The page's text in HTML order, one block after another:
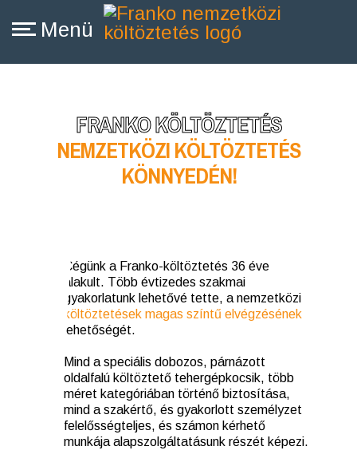
FRANKO KÖLTÖZTETÉS
NEMZETKÖZI KÖLTÖZTETÉS
KÖNNYEDÉN!
Cégünk a Franko-költöztetés 36 éve
alakult. Több évtizedes szakmai
gyakorlatunk lehetővé tette, a nemzetközi
költöztetések magas színtű elvégzésének
lehetőségét.
Mind a speciális dobozos, párnázott
oldalfalú költöztető tehergépkocsik, több
méret kategóriában történő biztosítása,
mind a szakértő, és gyakorlott személyzet
felelősségteljes, és számon kérhető
munkája alapszolgáltatásunk részét képezi.